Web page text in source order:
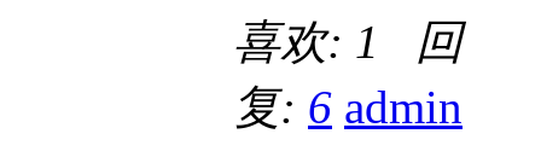
喜欢: 1 回
复: 6 admin